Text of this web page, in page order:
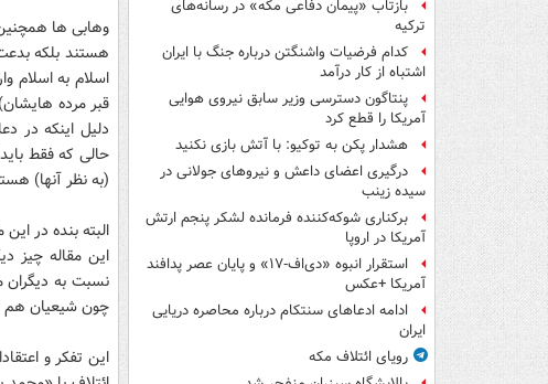
بازتاب «پیمان دفاعی مکه» در رسانه‌های
ترکیه
کدام فرضیات واشنگتن درباره جنگ با ایران
اشتباه از کار درآمد
پنتاگون دسترسی وزیر سابق نیروی هوایی
آمریکا را قطع کرد
هشدار پکن به توکیو: با آتش بازی نکنید
درگیری اعضای داعش و نیروهای جولانی در
سیده زینب
برکناری شوکه‌کننده فرمانده لشکر پنجم ارتش
آمریکا در اروپا
استقرار انبوه «دی‌اف‑۱۷» و پایان عصر پدافند
آمریکا +عکس
ادامه ادعاهای سنتکام درباره محاصره دریایی
ایران
رویای ائتلاف مکه
وهابی ها
هستند بلکه
اسلام به اسلام
قبر مرده
دلیل اینکه در
حالی که فقط
(به نظر آنها)
البته بنده در
این مقاله چیز
نسبت به
چون شیعیان هم
این تفکر و